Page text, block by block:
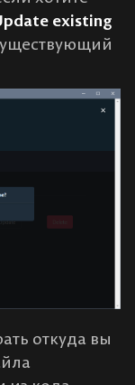
existing
откуда вы